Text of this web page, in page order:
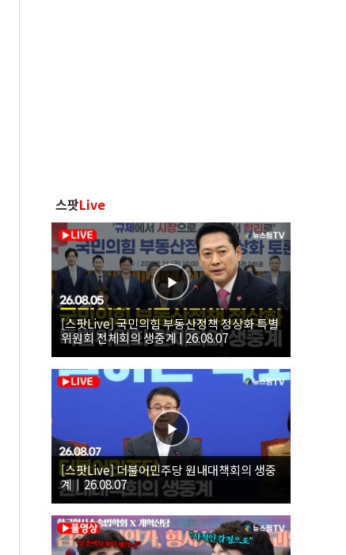
스팟Live
[스팟Live] 국민의힘 부동산정책 정상화 특별
위원회 전체회의 생중계 | 26.08.07
[스팟Live] 더불어민주당 원내대책회의 생중
계｜26.08.07